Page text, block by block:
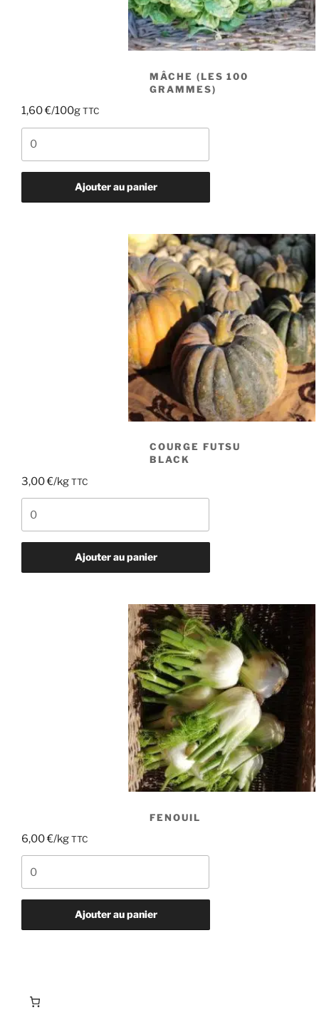
MÂCHE (LES 100
GRAMMES)
1,60€/100g TTC
Mâche
100
Ajouter au panier
COURGE FUTSU
BLACK
3,00€/kg TTC
de
Courge
black
Ajouter au panier
FENOUIL
6,00€/kg TTC
Fenouil
Ajouter au panier